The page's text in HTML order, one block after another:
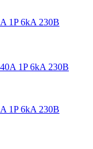
1P 6kA 230В
1P 6kA 230В